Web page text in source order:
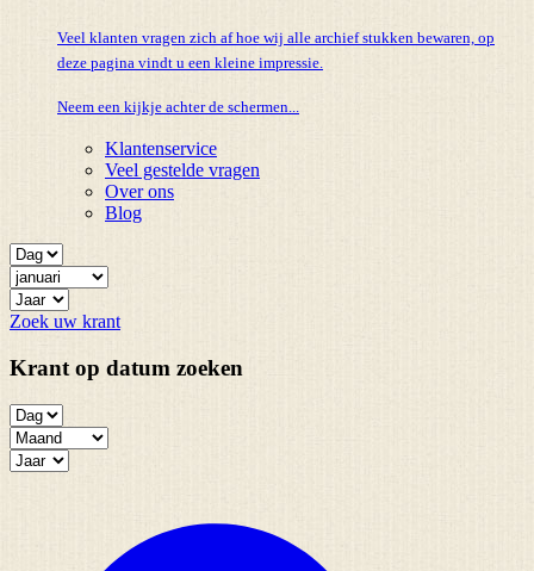
Veel klanten vragen zich af hoe wij alle archief stukken bewaren, op
deze pagina vindt u een kleine impressie.
Neem een kijkje achter de schermen...
Klantenservice
Veel gestelde vragen
Over ons
Blog
Zoek uw krant
Krant op datum zoeken